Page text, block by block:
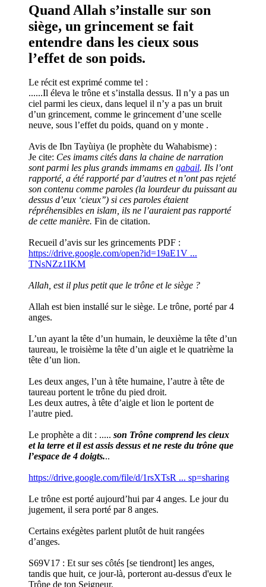
Quand Allah s’installe sur son
siège, un grincement se fait
entendre dans les cieux sous
l’effet de son poids.
Le récit est exprimé comme tel :
......Il éleva le trône et s’installa dessus. Il n’y a pas un
ciel parmi les cieux, dans lequel il n’y a pas un bruit
d’un grincement, comme le grincement d’une scelle
neuve, sous l’effet du poids, quand on y monte .
Avis de Ibn Tayùiya (le prophète du Wahabisme) :
Je cite: Ces imams cités dans la chaine de narration
sont parmi les plus grands immams en qabail. Ils l’ont
rapporté, a été rapporté par d’autres et n’ont pas rejeté
son contenu comme paroles (la lourdeur du puissant au
dessus d’eux ‘cieux’’) si ces paroles étaient
répréhensibles en islam, ils ne l’auraient pas rapporté
de cette manière. Fin de citation.
Recueil d’avis sur les grincements PDF :
https://drive.google.com/open?id=19aE1V ...
TNsNZz1IKM
Allah, est il plus petit que le trône et le siège ?
Allah est bien installé sur le siège. Le trône, porté par 4
anges.
L’un ayant la tête d’un humain, le deuxième la tête d’un
taureau, le troisième la tête d’un aigle et le quatrième la
tête d’un lion.
Les deux anges, l’un à tête humaine, l’autre à tête de
taureau portent le trône du pied droit.
Les deux autres, à tête d’aigle et lion le portent de
l’autre pied.
Le prophète a dit : ..... son Trône comprend les cieux
et la terre et il est assis dessus et ne reste du trône que
l’espace de 4 doigts...
https://drive.google.com/file/d/1rsXTsR ... sp=sharing
Le trône est porté aujourd’hui par 4 anges. Le jour du
jugement, il sera porté par 8 anges.
Certains exégètes parlent plutôt de huit rangées
d’anges.
S69V17 : Et sur ses côtés [se tiendront] les anges,
tandis que huit, ce jour-là, porteront au-dessus d'eux le
Trône de ton Seigneur.